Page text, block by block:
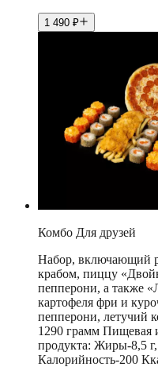
1 490 ₽
Комбо Для друзей
Набор, включающий
крабом, пиццу
пепперони, а также
картофеля фри и
пепперони, летучий
1290 грамм Пищевая
продукта: Жиры-8,5
Калорийность-200